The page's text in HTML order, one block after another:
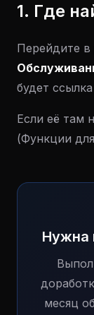
1. Где
Перейдите в
будет ссылка
Если её там
(Функции
Нужна
месяц